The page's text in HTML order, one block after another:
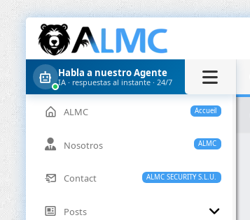
Habla a nuestro Agente
IA · respuestas al instante · 24/7
Accueil
ALMC
ALMC
Nosotros
ALMC SECURITY S.L.U.
Contact
Posts